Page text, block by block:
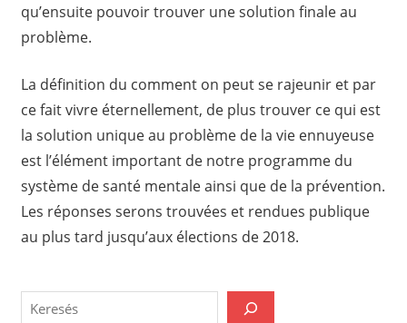
qu’ensuite pouvoir trouver une solution finale au
problème.
La définition du comment on peut se rajeunir et par
ce fait vivre éternellement, de plus trouver ce qui est
la solution unique au problème de la vie ennuyeuse
est l’élément important de notre programme du
système de santé mentale ainsi que de la prévention.
Les réponses serons trouvées et rendues publique
au plus tard jusqu’aux élections de 2018.